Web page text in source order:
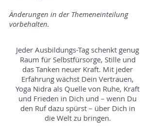
Änderungen in der Themeneinteilung
vorbehalten.
Jeder Ausbildungs-Tag schenkt genug
Raum für Selbstfürsorge, Stille und
das Tanken neuer Kraft. Mit jeder
Erfahrung wächst Dein Vertrauen,
Yoga Nidra als Quelle von Ruhe, Kraft
und Frieden in Dich und – wenn Du
den Ruf dazu spürst – über Dich in
die Welt zu bringen.